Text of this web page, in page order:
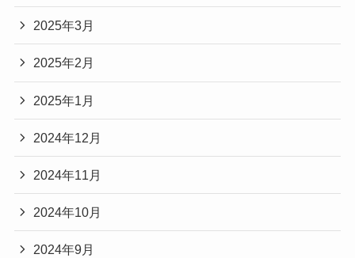
2025年3月
2025年2月
2025年1月
2024年12月
2024年11月
2024年10月
2024年9月